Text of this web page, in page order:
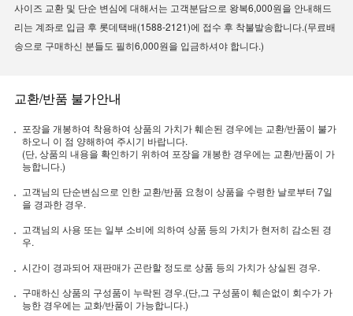
사이즈 교환 및 단순 변심에 대해서는 고객분담으로 왕복6,000원을 안내해드
리는 계좌로 입금 후 롯데택배(1588-2121)에 접수 후 착불발송합니다.(무료배
송으로 구매하신 분들도 필히6,000원을 입금하셔야 합니다.)
교환/반품 불가안내
포장을 개봉하여 착용하여 상품의 가치가 훼손된 경우에는 교환/반품이 불가
하오니 이 점 양해하여 주시기 바랍니다.
(단, 상품의 내용을 확인하기 위하여 포장을 개봉한 경우에는 교환/반품이 가
능합니다.)
고객님의 단순변심으로 인한 교환/반품 요청이 상품을 수령한 날로부터 7일
을 경과한 경우.
고객님의 사용 또는 일부 소비에 의하여 상품 등의 가치가 현저히 감소된 경
우.
시간이 경과되어 재판매가 곤란할 정도로 상품 등의 가치가 상실된 경우.
구매하신 상품의 구성품이 누락된 경우.(단,그 구성품이 훼손없이 회수가 가
능한 경우에는 교화/반품이 가능합니다.)